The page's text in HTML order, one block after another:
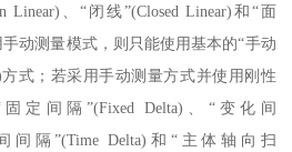
、“闭线”(Closed Linear)和“面
手动测量模式，则只能使用基本的“手动
方式；若采用手动测量方式并使用刚性
定间隔”(Fixed Delta)、“变化间
间隔”(Time Delta)和“主体轴向扫